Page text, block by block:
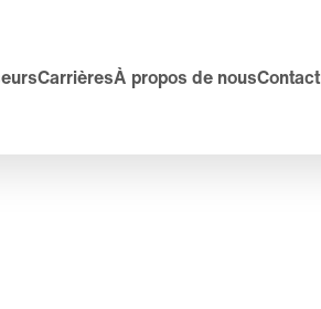
CarrièresÀ propos de nousContact